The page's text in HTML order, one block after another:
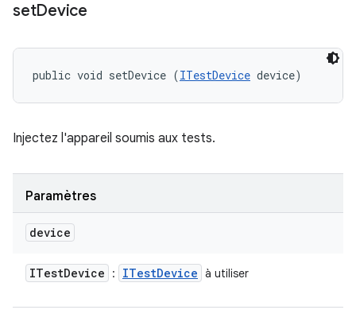
setDevice
public void setDevice (ITestDevice device)
Injectez l'appareil soumis aux tests.
Paramètres
device
ITestDevice : ITestDevice à utiliser